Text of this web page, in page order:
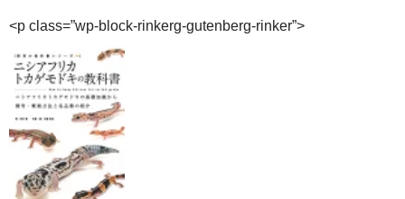
<p class=”wp-block-rinkerg-gutenberg-rinker”>